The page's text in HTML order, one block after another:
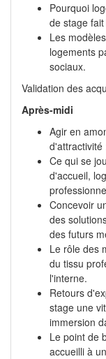
Pourquoi
de stage
Les
logements
sociaux.
Validation des
Après-midi
Agir en
d'attractivité
Ce qui se
d'accueil,
Concevoir
des
des futurs
Le rôle des
du tissu
l'interne.
Retours
stage une
immersion
Le point de
accueilli à